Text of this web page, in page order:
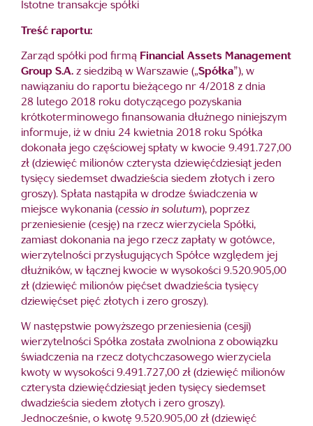
Istotne transakcje spółki
Treść raportu:
Zarząd spółki pod firmą Financial Assets Management
Group S.A. z siedzibą w Warszawie („Spółka”), w
nawiązaniu do raportu bieżącego nr 4/2018 z dnia
28 lutego 2018 roku dotyczącego pozyskania
krótkoterminowego finansowania dłużnego niniejszym
informuje, iż w dniu 24 kwietnia 2018 roku Spółka
dokonała jego częściowej spłaty w kwocie 9.491.727,00
zł (dziewięć milionów czterysta dziewięćdziesiąt jeden
tysięcy siedemset dwadzieścia siedem złotych i zero
groszy). Spłata nastąpiła w drodze świadczenia w
miejsce wykonania (cessio in solutum), poprzez
przeniesienie (cesję) na rzecz wierzyciela Spółki,
zamiast dokonania na jego rzecz zapłaty w gotówce,
wierzytelności przysługujących Spółce względem jej
dłużników, w łącznej kwocie w wysokości 9.520.905,00
zł (dziewięć milionów pięćset dwadzieścia tysięcy
dziewięćset pięć złotych i zero groszy).
W następstwie powyższego przeniesienia (cesji)
wierzytelności Spółka została zwolniona z obowiązku
świadczenia na rzecz dotychczasowego wierzyciela
kwoty w wysokości 9.491.727,00 zł (dziewięć milionów
czterysta dziewięćdziesiąt jeden tysięcy siedemset
dwadzieścia siedem złotych i zero groszy).
Jednocześnie, o kwotę 9.520.905,00 zł (dziewięć